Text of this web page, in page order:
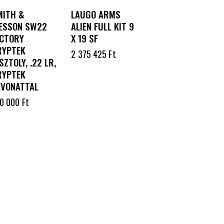
&
SW22
.22 LR,
000 Ft
LAUGO ARMS
ALIEN FULL KIT 9
X 19 SF
2 375 425 Ft